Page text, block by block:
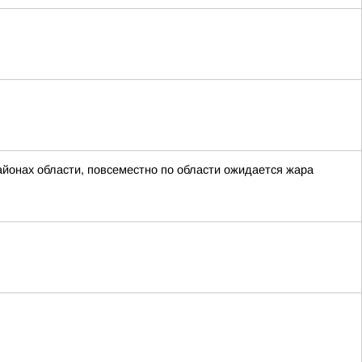
области, повсеместно по области ожидается жара